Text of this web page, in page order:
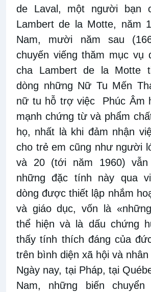
de Laval, một người bạn
Lambert de la Motte, năm
Nam, mười năm sau
chuyến viếng thăm mục vụ
cha Lambert de la Motte
dòng những Nữ Tu Mến
nữ tu hỗ trợ việc Phúc Âm
mạnh chứng từ và phẩm
họ, nhất là khi đảm nhận
cho trẻ em cũng như người
và 20 (tới năm 1960)
những đặc tính này qua
dòng được thiết lập nhắm
và giáo dục, vốn là
thể hiện và là dấu chứng
thấy tính thích đáng của
trên bình diện xã hội và nhân
Ngày nay, tại Pháp, tại
Nam, những biến